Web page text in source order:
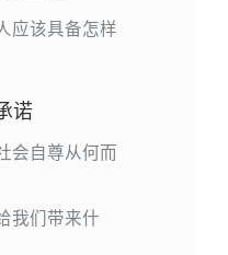
应该具备怎样
诺
会自尊从何而
我们带来什